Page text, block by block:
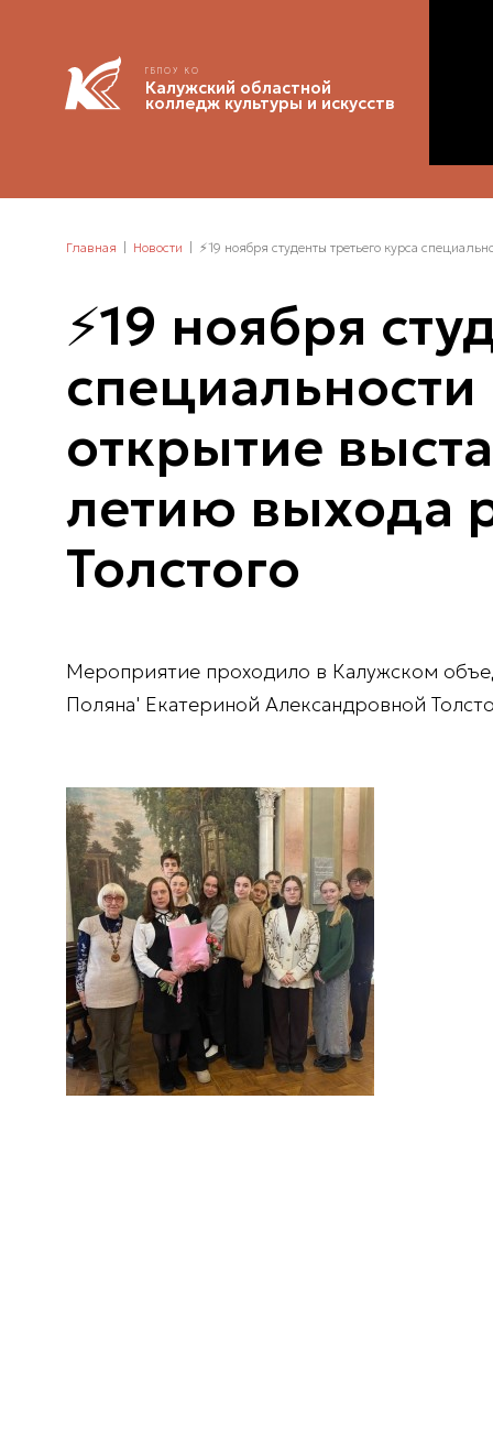
ГБПОУ КО
Калужский областной
колледж культуры и искусств
Главная Новости ⚡️19 ноября студенты третьего курса
⚡️19 ноября
специальности
открытие
летию выхода
Толстого
Мероприятие проходило в Калужском
Поляна' Екатериной Александровной